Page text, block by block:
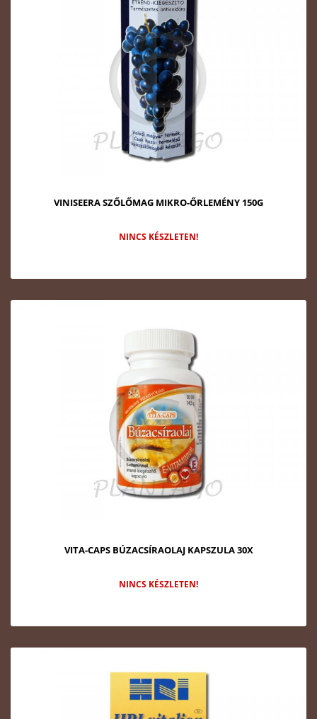
VINISEERA SZŐLŐMAG MIKRO-ŐRLEMÉNY 150G
NINCS KÉSZLETEN!
VITA-CAPS BÚZACSÍRAOLAJ KAPSZULA 30X
NINCS KÉSZLETEN!